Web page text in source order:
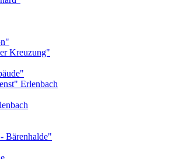
Kreuzung"
Erlenbach
Bärenhalde"